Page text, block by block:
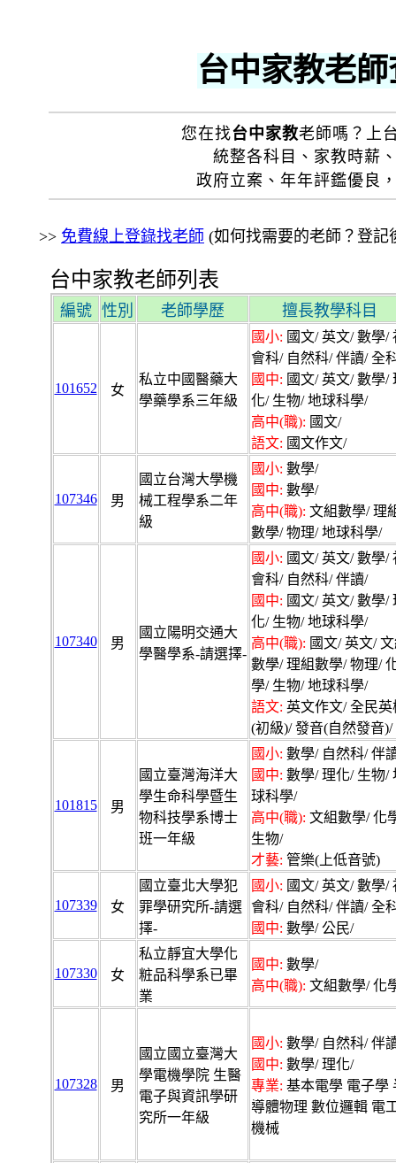
台中家教老
您在找台中家教老師嗎？上
統整各科目、家教時
政府立案、年年評鑑優
>> 免費線上登錄找老師 (如何找需要的老師？登記
台中家教老師列表
編號 性別 老師學歷 擅長教學科目
101652 女
私立中國醫藥大
學藥學系三年級
國小: 國文/ 英文/ 數學/
會科/ 自然科/ 伴讀/ 全
國中: 國文/ 英文/ 數學/
化/ 生物/ 地球科學/
高中(職): 國文/
語文: 國文作文/
107346 男
國立台灣大學機
械工程學系二年
級
國小: 數學/
國中: 數學/
高中(職): 文組數學/ 理
數學/ 物理/ 地球科學/
107340 男
國立陽明交通大
學醫學系-請選擇-
國小: 國文/ 英文/ 數學/
會科/ 自然科/ 伴讀/
國中: 國文/ 英文/ 數學/
化/ 生物/ 地球科學/
高中(職): 國文/ 英文/
數學/ 理組數學/ 物理/
學/ 生物/ 地球科學/
語文: 英文作文/ 全民英
(初級)/ 發音(自然發音)/
101815 男
國立臺灣海洋大
學生命科學暨生
物科技學系博士
班一年級
國小: 數學/ 自然科/ 伴
國中: 數學/ 理化/ 生物/
球科學/
高中(職): 文組數學/ 化
生物/
才藝: 管樂(上低音號)
107339 女
國立臺北大學犯
罪學研究所-請選
擇-
國小: 國文/ 英文/ 數學/
會科/ 自然科/ 伴讀/ 全
國中: 數學/ 公民/
107330 女
私立靜宜大學化
粧品科學系已畢
業
國中: 數學/
高中(職): 文組數學/ 化
107328 男
國立國立臺灣大
學電機學院 生醫
電子與資訊學研
究所一年級
國小: 數學/ 自然科/ 伴
國中: 數學/ 理化/
專業: 基本電學 電子學
導體物理 數位邏輯 電
機械